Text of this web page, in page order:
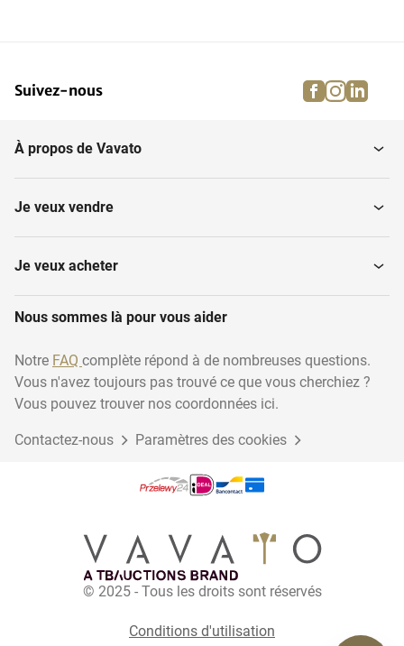
Suivez-nous facebook
À propos de Vavato
Je veux vendre
Je veux acheter
Nous sommes là pour vous aider
Notre FAQ complète répond à de nombreuses questions.
Vous n'avez toujours pas trouvé ce que vous cherchiez ?
Vous pouvez trouver nos coordonnées ici.
Contactez-nous Paramètres des cookies
© 2025 - Tous les droits sont réservés
Conditions d'utilisation